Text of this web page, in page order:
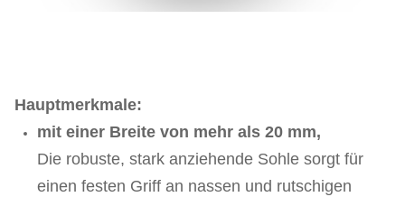
Hauptmerkmale:
mit einer Breite von mehr als 20 mm,
Die robuste, stark anziehende Sohle sorgt für
einen festen Griff an nassen und rutschigen